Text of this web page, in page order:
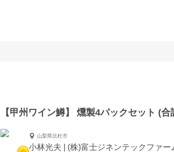
【甲州ワイン鱒】 燻製4パックセット (
山梨県北杜市
小林光夫 | (株)富士ジネンテックファー